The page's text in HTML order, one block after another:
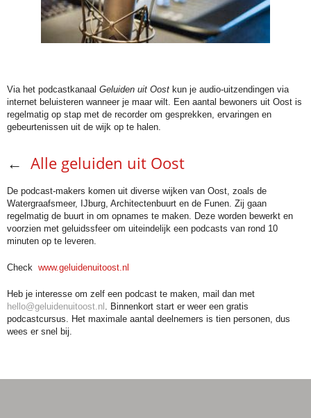
Via het podcastkanaal Geluiden uit Oost kun je audio-uitzendingen via
internet beluisteren wanneer je maar wilt. Een aantal bewoners uit Oost is
regelmatig op stap met de recorder om gesprekken, ervaringen en
gebeurtenissen uit de wijk op te halen.
← Alle geluiden uit Oost
De podcast-makers komen uit diverse wijken van Oost, zoals de
Watergraafsmeer, IJburg, Architectenbuurt en de Funen. Zij gaan
regelmatig de buurt in om opnames te maken. Deze worden bewerkt en
voorzien met geluidssfeer om uiteindelijk een podcasts van rond 10
minuten op te leveren.
Check www.geluidenuitoost.nl
Heb je interesse om zelf een podcast te maken, mail dan met
hello@geluidenuitoost.nl . Binnenkort start er weer een gratis
podcastcursus. Het maximale aantal deelnemers is tien personen, dus
wees er snel bij.